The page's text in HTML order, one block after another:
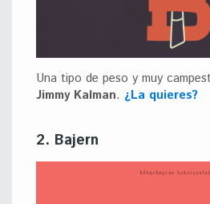
Una tipo de peso y muy
Jimmy Kalman. ¿La quieres?
2. Bajern